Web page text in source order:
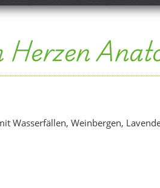
Wasserfällen, Weinbergen,